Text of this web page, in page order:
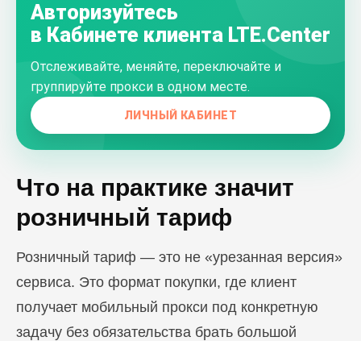
Авторизуйтесь
в Кабинете клиента LTE.Center
Отслеживайте, меняйте, переключайте и
группируйте прокси в одном месте.
ЛИЧНЫЙ КАБИНЕТ
Что на практике значит
розничный тариф
Розничный тариф — это не «урезанная версия»
сервиса. Это формат покупки, где клиент
получает мобильный прокси под конкретную
задачу без обязательства брать большой